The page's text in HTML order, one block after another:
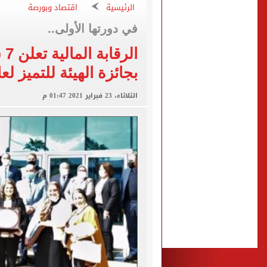
محمود حميدة يحتفل
إخلاء سبيل سائق أوبر
غلق جزئى لشارع جامعة الدول
عمرو دياب يدخل موسوعة جينيس
إغلاق طريق مصر أسوان
الرئيسية اقتصاد وبورصة
في دورتها الأولى..
بجائزة الهيئة للتميز لعام
الثلاثاء، 23 فبراير 2021 01:47 م